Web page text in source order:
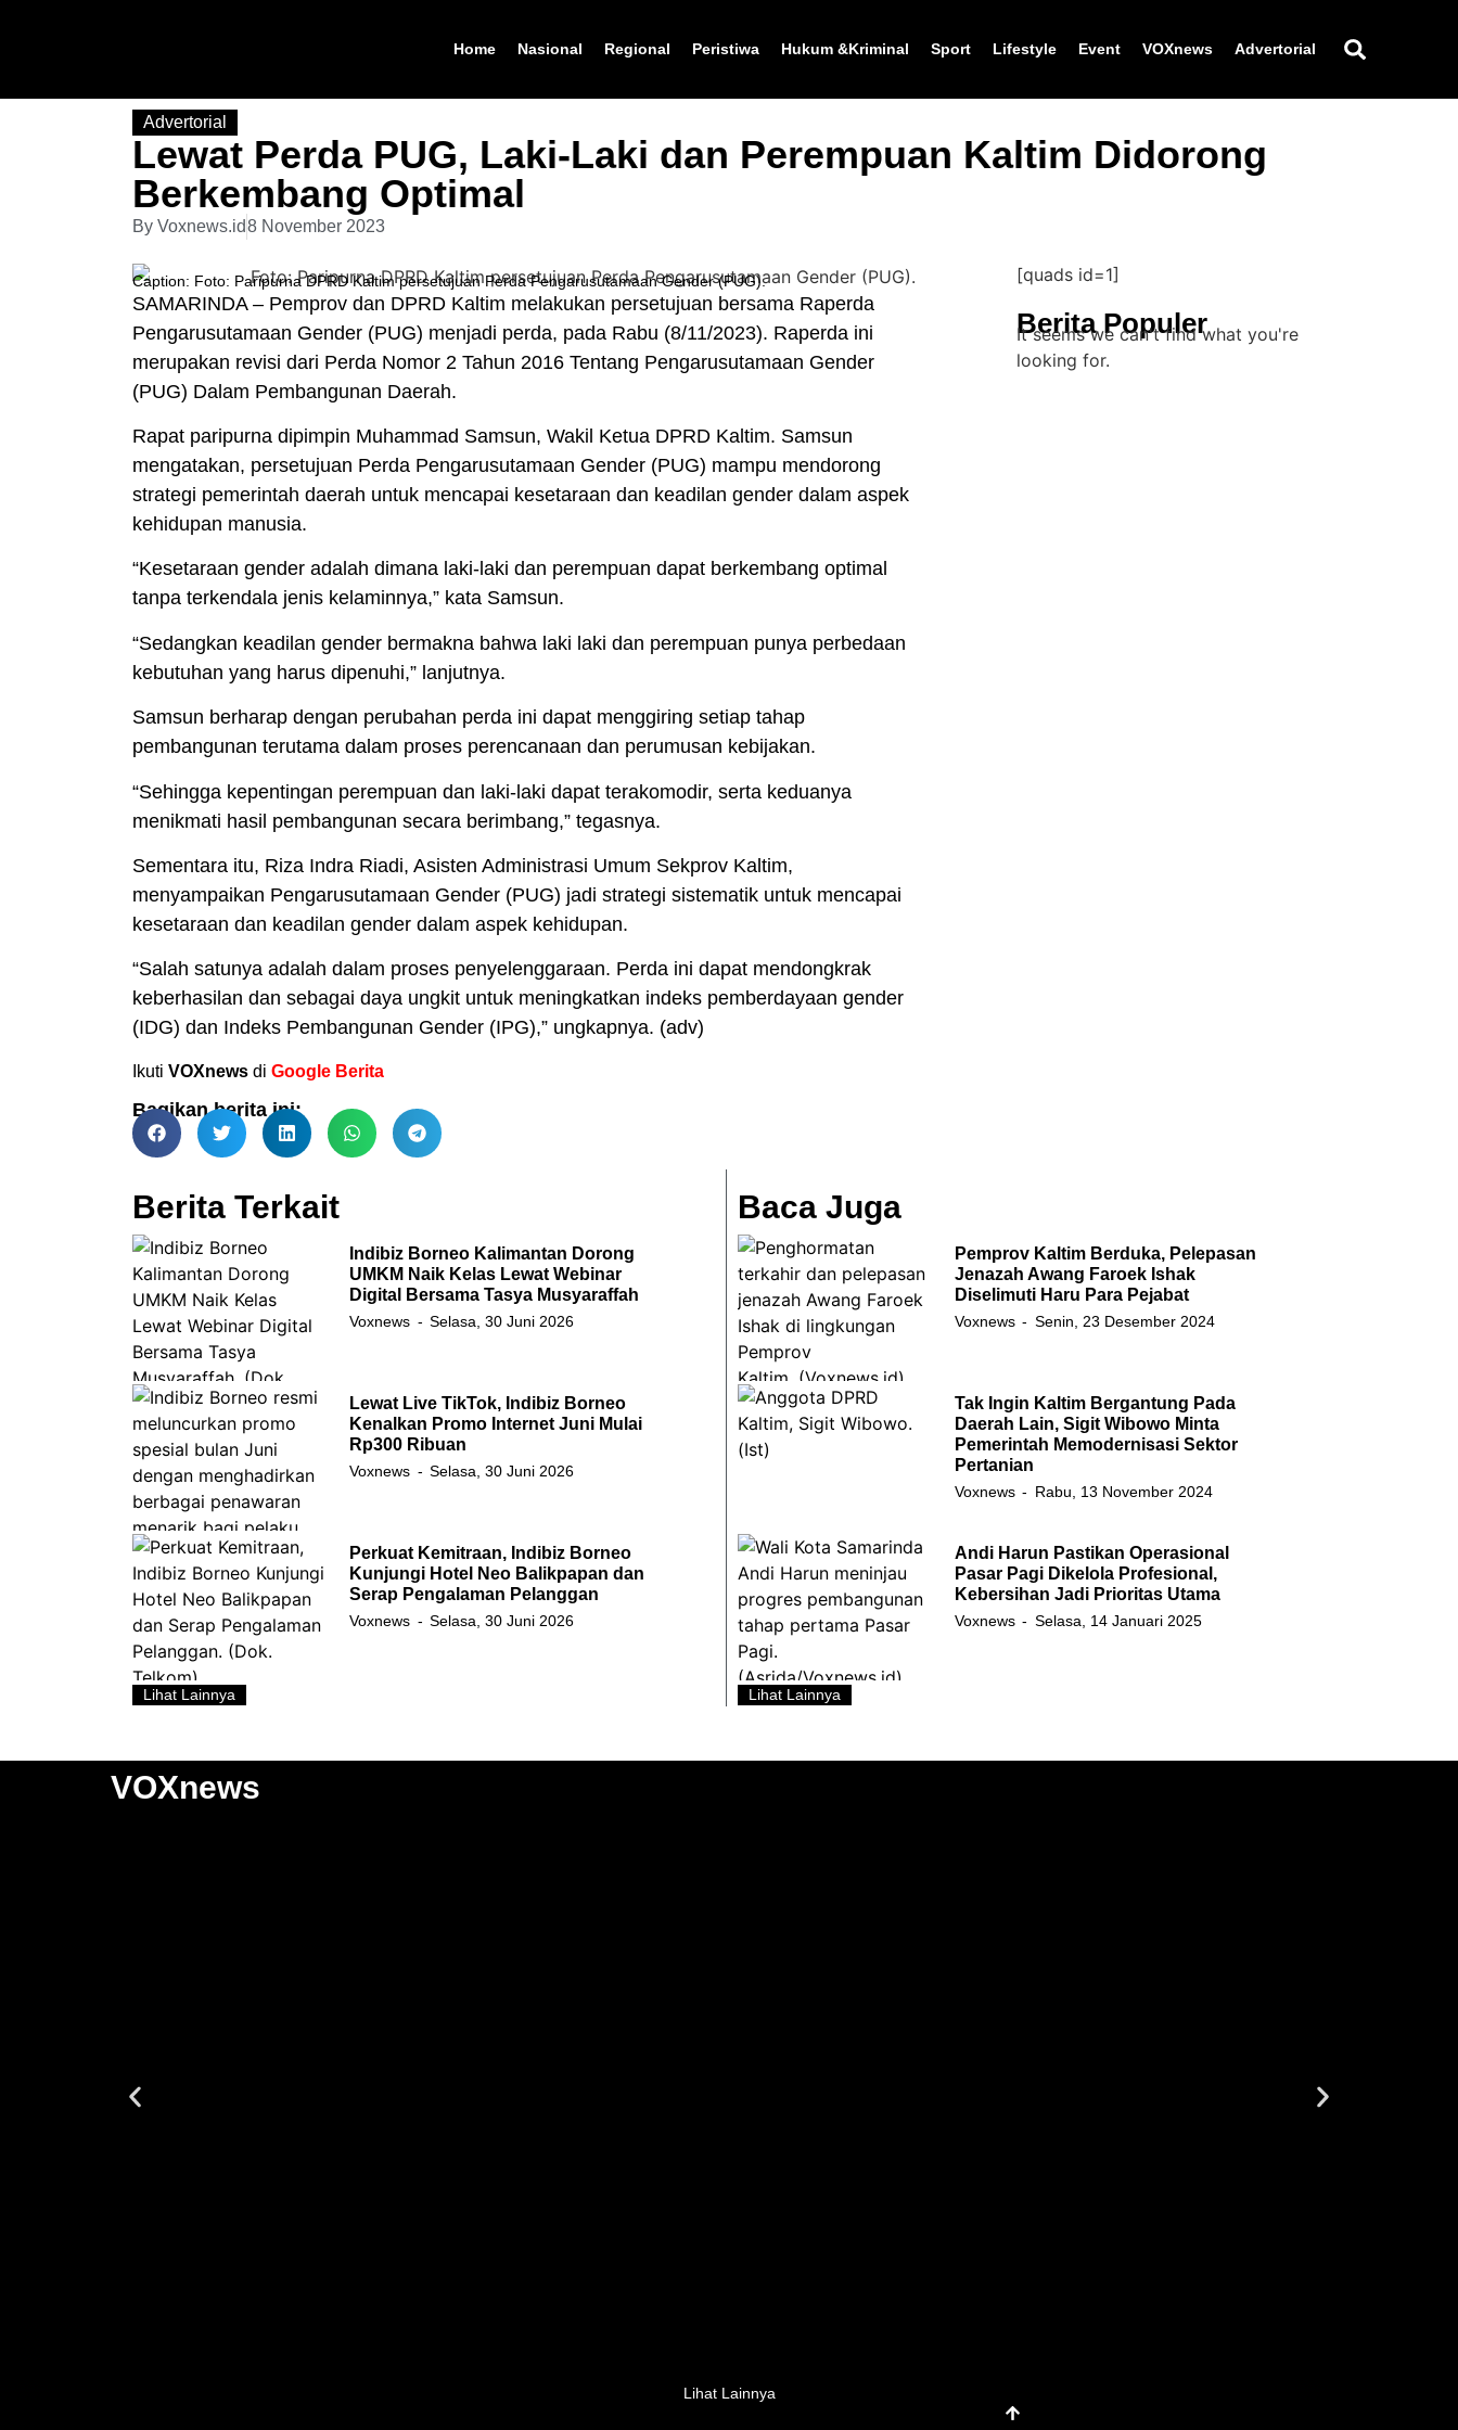
Home Nasional Regional Peristiwa Hukum &Kriminal Sport Lifestyle Event VOXnews Advertorial
Advertorial
Lewat Perda PUG, Laki-Laki dan Perempuan Kaltim Didorong
Berkembang Optimal
By Voxnews.id8 November 2023
Caption: Foto: Paripurna DPRD Kaltim persetujuan Perda Pengarusutamaan Gender (PUG).
SAMARINDA – Pemprov dan DPRD Kaltim melakukan persetujuan bersama Raperda
Pengarusutamaan Gender (PUG) menjadi perda, pada Rabu (8/11/2023). Raperda ini
merupakan revisi dari Perda Nomor 2 Tahun 2016 Tentang Pengarusutamaan Gender
(PUG) Dalam Pembangunan Daerah.
Rapat paripurna dipimpin Muhammad Samsun, Wakil Ketua DPRD Kaltim. Samsun
mengatakan, persetujuan Perda Pengarusutamaan Gender (PUG) mampu mendorong
strategi pemerintah daerah untuk mencapai kesetaraan dan keadilan gender dalam aspek
kehidupan manusia.
“Kesetaraan gender adalah dimana laki-laki dan perempuan dapat berkembang optimal
tanpa terkendala jenis kelaminnya,” kata Samsun.
“Sedangkan keadilan gender bermakna bahwa laki laki dan perempuan punya perbedaan
kebutuhan yang harus dipenuhi,” lanjutnya.
Samsun berharap dengan perubahan perda ini dapat menggiring setiap tahap
pembangunan terutama dalam proses perencanaan dan perumusan kebijakan.
“Sehingga kepentingan perempuan dan laki-laki dapat terakomodir, serta keduanya
menikmati hasil pembangunan secara berimbang,” tegasnya.
Sementara itu, Riza Indra Riadi, Asisten Administrasi Umum Sekprov Kaltim,
menyampaikan Pengarusutamaan Gender (PUG) jadi strategi sistematik untuk mencapai
kesetaraan dan keadilan gender dalam aspek kehidupan.
“Salah satunya adalah dalam proses penyelenggaraan. Perda ini dapat mendongkrak
keberhasilan dan sebagai daya ungkit untuk meningkatkan indeks pemberdayaan gender
(IDG) dan Indeks Pembangunan Gender (IPG),” ungkapnya. (adv)
Ikuti VOXnews di Google Berita
Bagikan berita ini:
[quads id=1]
Berita Populer
It seems we can't find what you're
looking for.
Berita Terkait
Indibiz Borneo Kalimantan Dorong
UMKM Naik Kelas Lewat Webinar
Digital Bersama Tasya Musyaraffah
Voxnews Selasa, 30 Juni 2026
Lewat Live TikTok, Indibiz Borneo
Kenalkan Promo Internet Juni Mulai
Rp300 Ribuan
Voxnews Selasa, 30 Juni 2026
Perkuat Kemitraan, Indibiz Borneo
Kunjungi Hotel Neo Balikpapan dan
Serap Pengalaman Pelanggan
Voxnews Selasa, 30 Juni 2026
Lihat Lainnya
Baca Juga
Pemprov Kaltim Berduka, Pelepasan
Jenazah Awang Faroek Ishak
Diselimuti Haru Para Pejabat
Voxnews Senin, 23 Desember 2024
Tak Ingin Kaltim Bergantung Pada
Daerah Lain, Sigit Wibowo Minta
Pemerintah Memodernisasi Sektor
Pertanian
Voxnews Rabu, 13 November 2024
Andi Harun Pastikan Operasional
Pasar Pagi Dikelola Profesional,
Kebersihan Jadi Prioritas Utama
Voxnews Selasa, 14 Januari 2025
Lihat Lainnya
VOXnews
Lihat Lainnya